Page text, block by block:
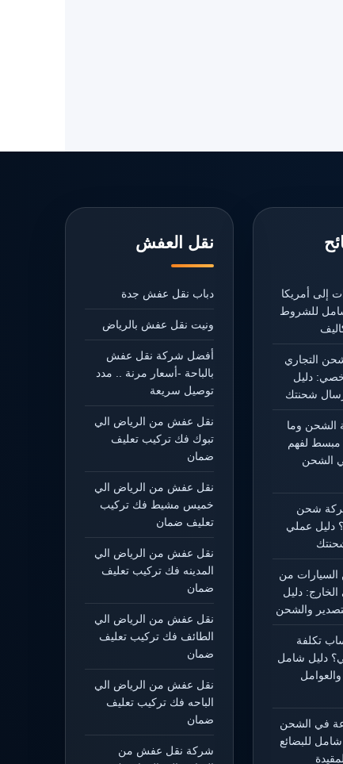
إلى أمريكا
للشروط
التجاري
دليل
شحنتك
الشحن وما
مبسط لفهم
الشحن
شحن
دليل عملي
من
الخارج: دليل
والشحن
تكلفة
دليل شامل
في الشحن
للبضائع
نقل العفش
دباب نقل عفش جدة
ونيت نقل عفش بالرياض
أفضل شركة نقل عفش
بالباحة -أسعار مرنة .. مدد
توصيل سريعة
نقل عفش من الرياض الي
تبوك فك تركيب تعليف
ضمان
نقل عفش من الرياض الي
خميس مشيط فك تركيب
تعليف ضمان
نقل عفش من الرياض الي
المدينه فك تركيب تعليف
ضمان
نقل عفش من الرياض الي
الطائف فك تركيب تعليف
ضمان
نقل عفش من الرياض الي
الباحه فك تركيب تعليف
ضمان
شركة نقل عفش من